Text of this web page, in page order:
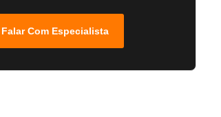
Falar Com Especialista